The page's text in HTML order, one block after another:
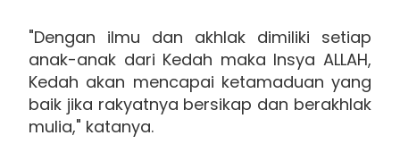
"Dengan ilmu dan akhlak dimiliki setiap
anak-anak dari Kedah maka Insya ALLAH,
Kedah akan mencapai ketamaduan yang
baik jika rakyatnya bersikap dan berakhlak
mulia," katanya.